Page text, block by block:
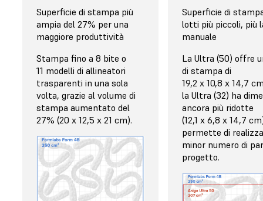
Inclusa
Assistenza e garanzia
completo e includono
maggiori vantaggi, come
formazione iniziale
personalizzata,
assistenza telefonica e via
e-mail, nonché
rapida nel caso in cui la
stampante necessiti di
riparazioni. Formlabs offre
assistenza diretta alla
clientela.
Identificazione automatica
della resina all'inserimento
della cartuccia
Superficie di stampa più
ampia del 27% per una
maggiore produttività
Stampa fino a 8 bite o
11 modelli di allineatori
trasparenti in una sola
volta, grazie al volume di
stampa aumentato del
27% (20 x 12,5 x 21 cm).
Costo
L'assistenza è
disponibile
Nessun sistema
la presenza della
corretta all'interno
stampa
Superficie di
lotti più piccoli, più
manuale
La Ultra (50) offre
di stampa di
19,2 x 10,8 x 14,7
la Ultra (32) ha
ancora più ridotte
(12,1 x 6,8 x 14,7
permette di
minor numero di
progetto.